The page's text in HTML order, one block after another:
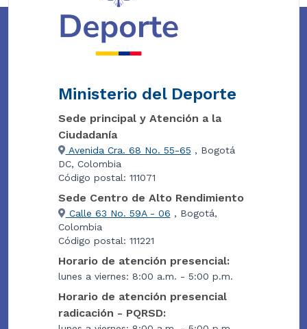
Ministerio del Deporte
Sede principal y Atención a la
Ciudadanía
Avenida Cra. 68 No. 55-65 , Bogotá
DC, Colombia
Código postal: 111071
Sede Centro de Alto Rendimiento
Calle 63 No. 59A - 06 , Bogotá,
Colombia
Código postal: 111221
Horario de atención presencial:
lunes a viernes: 8:00 a.m. - 5:00 p.m.
Horario de atención presencial
radicación - PQRSD: